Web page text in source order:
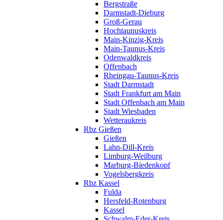
Bergstraße
Darmstadt-Dieburg
Groß-Gerau
Hochtaunuskreis
Main-Kinzig-Kreis
Main-Taunus-Kreis
Odenwaldkreis
Offenbach
Rheingau-Taunus-Kreis
Stadt Darmstadt
Stadt Frankfurt am Main
Stadt Offenbach am Main
Stadt Wiesbaden
Wetteraukreis
Rbz Gießen
Gießen
Lahn-Dill-Kreis
Limburg-Weilburg
Marburg-Biedenkopf
Vogelsbergkreis
Rbz Kassel
Fulda
Hersfeld-Rotenburg
Kassel